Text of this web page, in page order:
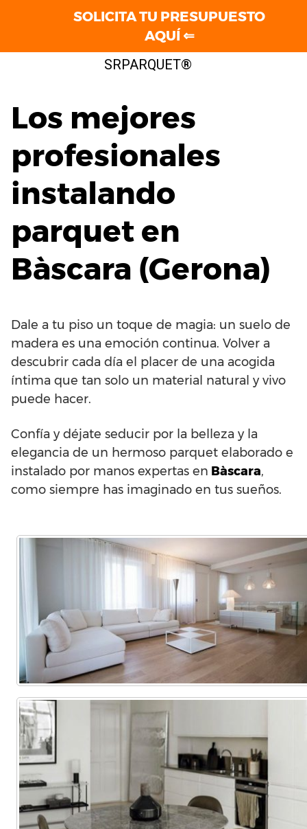
SRPARQUET®
Los mejores
profesionales
instalando
parquet en
Bàscara (Gerona)
Dale a tu piso un toque de magia: un suelo de
madera es una emoción continua. Volver a
descubrir cada día el placer de una acogida
íntima que tan solo un material natural y vivo
puede hacer.
Confía y déjate seducir por la belleza y la
elegancia de un hermoso parquet elaborado e
instalado por manos expertas en Bàscara,
como siempre has imaginado en tus sueños.
SOLICITA TU PRESUPUESTO
AQUÍ ⇐